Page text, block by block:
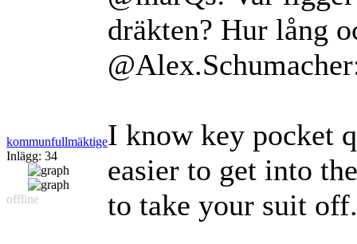
kommunfullmäktige
Inlägg: 34
offline
dräkten? Hur lång
I know key pocket
easier to get into
to take your suit